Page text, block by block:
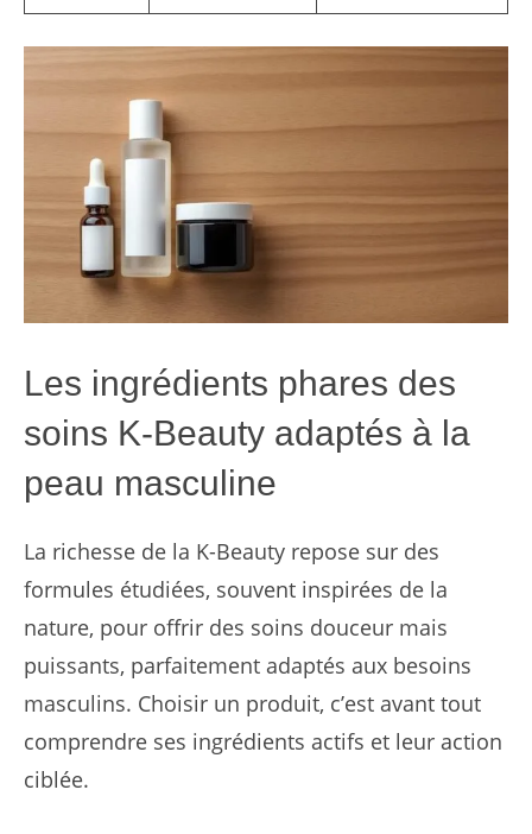
Les ingrédients phares des
soins K-Beauty adaptés à la
peau masculine
La richesse de la K-Beauty repose sur des
formules étudiées, souvent inspirées de la
nature, pour offrir des soins douceur mais
puissants, parfaitement adaptés aux besoins
masculins. Choisir un produit, c’est avant tout
comprendre ses ingrédients actifs et leur action
ciblée.